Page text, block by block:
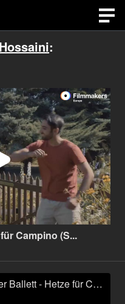
:
Campino (S...
Browser Ballett - Hetze für Campino (Serie)